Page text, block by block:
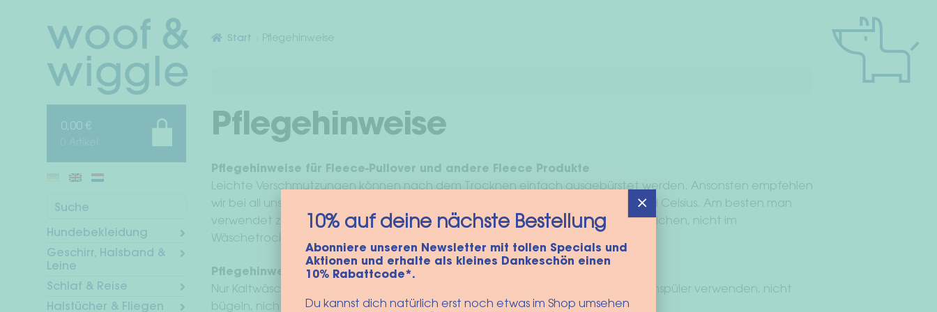
Navigation
springen
Inhalt
springen
0,00 €
Suche
Hundebekleidung
Geschirr, Halsband &
Leine
Schlaf & Reise
Halstücher & Fliegen
Start Pflegehinweise
Pflegehinweise
Pflegehinweise für Fleece-Pullover und andere Fleece Produkte
Leichte Verschmutzungen können nach dem Trocknen einfach ausgebürstet werden. Ansonsten empfehlen
wir bei all unseren Textilien Maschinenwäsche, Programm Feinwäsche bei 30 Grad Celsius. Am besten man
verwendet zum normalen Waschmittel auch etwas Hygienespüler. Bitte nicht bleichen, nicht im
Wäschetrockner trocknen, nicht bügeln und nicht chemisch reinigen.
Pflegehinweise für den Tartan Parka
Nur Kaltwäsche. Nicht bleichen, nicht im Wäschetrockner trocknen, keinen Weichspüler verwenden, nicht
bügeln, nicht für die Trockenreinigung geeignet.
10% auf deine nächste Bestellung
Abonniere unseren Newsletter mit tollen Specials und
Aktionen und erhalte als kleines Dankeschön einen
10% Rabattcode*.
Du kannst dich natürlich erst noch etwas im Shop umsehen
×